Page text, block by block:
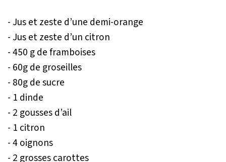
- Jus et zeste d’une demi-orange
- Jus et zeste d’un citron
- 450 g de framboises
- 60g de groseilles
- 80g de sucre
- 1 dinde
- 2 gousses d’ail
- 1 citron
- 4 oignons
- 2 grosses carottes